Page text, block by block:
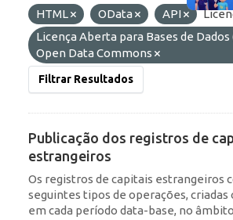
HTML
OData API
Licença Aberta para Bases de Dados
Open Data Commons
Filtrar Resultados
Publicação dos registros de
estrangeiros
Os registros de capitais estrangeiros
seguintes tipos de operações, criadas
em cada período data-base, no